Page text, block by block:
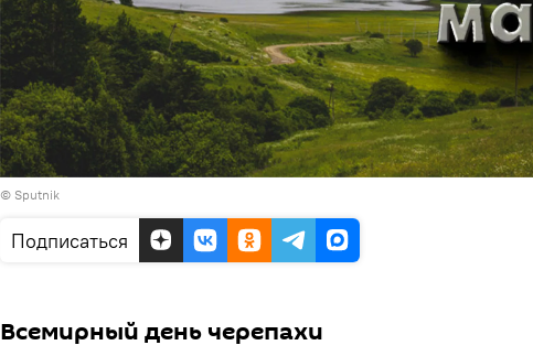
© Sputnik
Подписаться
Всемирный день черепахи